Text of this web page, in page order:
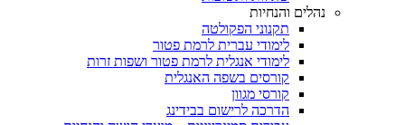
נהלים והנחיות
תקנוני הפקולטה
לימודי עברית לרמת פטור
לימודי אנגלית לרמת פטור ושפות זרות
קורסים בשפה האנגלית
קורסי מגוון
הדרכה לרישום בבידינג